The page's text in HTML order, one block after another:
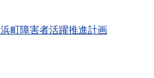
浜町障害者活躍推進計画